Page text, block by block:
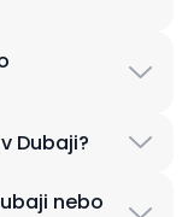
Dubaji?
nebo